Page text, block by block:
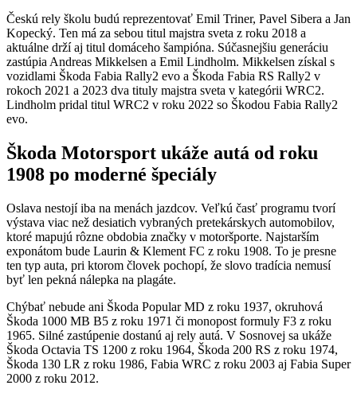
Českú rely školu budú reprezentovať Emil Triner, Pavel Sibera a Jan
Kopecký. Ten má za sebou titul majstra sveta z roku 2018 a
aktuálne drží aj titul domáceho šampióna. Súčasnejšiu generáciu
zastúpia Andreas Mikkelsen a Emil Lindholm. Mikkelsen získal s
vozidlami Škoda Fabia Rally2 evo a Škoda Fabia RS Rally2 v
rokoch 2021 a 2023 dva tituly majstra sveta v kategórii WRC2.
Lindholm pridal titul WRC2 v roku 2022 so Škodou Fabia Rally2
evo.
Škoda Motorsport ukáže autá od roku
1908 po moderné špeciály
Oslava nestojí iba na menách jazdcov. Veľkú časť programu tvorí
výstava viac než desiatich vybraných pretekárskych automobilov,
ktoré mapujú rôzne obdobia značky v motoršporte. Najstarším
exponátom bude Laurin & Klement FC z roku 1908. To je presne
ten typ auta, pri ktorom človek pochopí, že slovo tradícia nemusí
byť len pekná nálepka na plagáte.
Chýbať nebude ani Škoda Popular MD z roku 1937, okruhová
Škoda 1000 MB B5 z roku 1971 či monopost formuly F3 z roku
1965. Silné zastúpenie dostanú aj rely autá. V Sosnovej sa ukáže
Škoda Octavia TS 1200 z roku 1964, Škoda 200 RS z roku 1974,
Škoda 130 LR z roku 1986, Fabia WRC z roku 2003 aj Fabia Super
2000 z roku 2012.